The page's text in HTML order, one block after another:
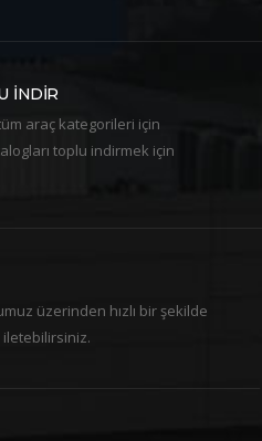
İNDİR
araç kategorileri için
toplu indirmek için
üzerinden hızlı bir şekilde
iletebilirsiniz.